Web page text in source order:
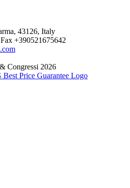
43126, Italy
+390521675642
Congressi 2026